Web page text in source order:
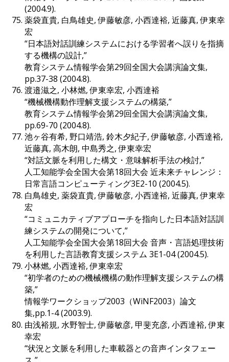
(2004.9).
薬袋直貴, 白鳥雄史, 伊藤敏彦, 小西達裕, 近藤真, 伊東幸
宏
“日本語対話訓練システムにおける学習者へ誤りを指摘
する機構の設計,”
教育システム情報学会第29回全国大会講演論文集,
pp.37-38 (2004.8).
渡邉滋之, 小林燃, 伊東幸宏, 小西達裕
“機械機構動作理解支援システムの構築,”
教育システム情報学会第29回全国大会講演論文集,
pp.69-70 (2004.8).
池ヶ谷有希, 野口靖浩, 鈴木夕紀子, 伊藤敏彦, 小西達裕,
近藤真, 高木朗, 中島秀之, 伊東幸宏
“対話文脈を利用した構文・意味解析手法の検討,”
人工知能学会全国大会第18回大会 近未来チャレンジ：
日常言語コンピューティング3E2-10 (2004.5).
白鳥雄史, 薬袋直貴, 伊藤敏彦, 小西達裕, 近藤真, 伊東幸
宏
“コミュニカティブアプローチを指向した日本語対話訓
練システムの開発について,”
人工知能学会全国大会第18回大会 音声・言語処理技術
を利用した言語教育支援システム 3E1-04 (2004.5).
小林燃, 小西達裕, 伊東幸宏
“初学者のための機械機構の動作理解支援システムの構
築,”
情報学ワークショップ2003（WiNF2003）論文
集,pp.1-4 (2003.9).
由浅裕規, 水野智士, 伊藤敏彦, 甲斐充彦, 小西達裕, 伊東
幸宏
“状況と文脈を利用した車載器との音声インタフェー
ス,”